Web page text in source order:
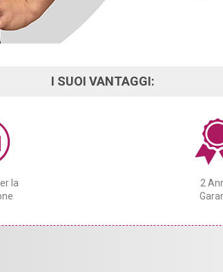
I SUOI VANTAGGI:
la
2